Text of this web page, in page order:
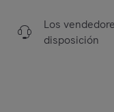
Los
disposición